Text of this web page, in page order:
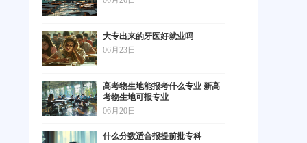
大专出来的牙医好就业吗
06月23日
高考物生地能报考什么专业 新高
考物生地可报专业
06月20日
什么分数适合报提前批专科